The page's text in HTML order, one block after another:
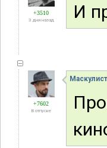
+3510
3 дня назад И
+7602
В отпуске
Маскулист